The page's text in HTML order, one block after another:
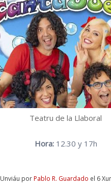
Teatru de la Llaboral
Hora:12.30 y 17h
Unviáu porPablo R. Guardado el 6